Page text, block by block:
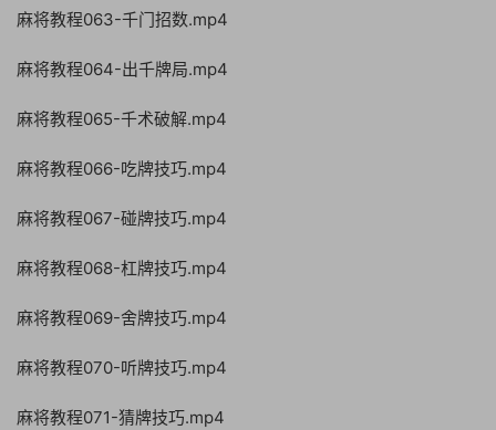
麻将教程063-千门招数.mp4
麻将教程064-出千牌局.mp4
麻将教程065-千术破解.mp4
麻将教程066-吃牌技巧.mp4
麻将教程067-碰牌技巧.mp4
麻将教程068-杠牌技巧.mp4
麻将教程069-舍牌技巧.mp4
麻将教程070-听牌技巧.mp4
麻将教程071-猜牌技巧.mp4